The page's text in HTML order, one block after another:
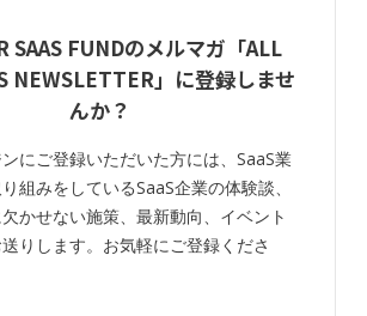
SAAS FUNDのメルマガ「ALL
NEWSLETTER」に登録しませ
んか？
にご登録いただいた方には、SaaS業
組みをしているSaaS企業の体験談、
かせない施策、最新動向、イベント
りします。お気軽にご登録くださ